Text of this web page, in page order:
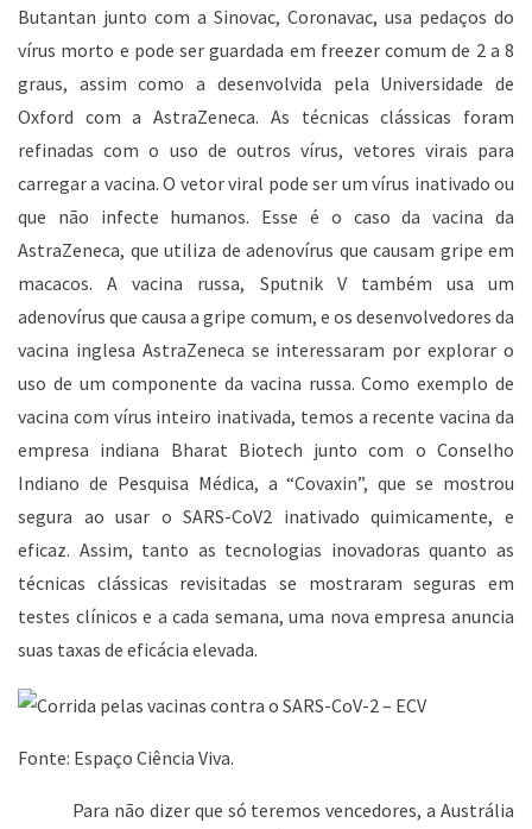
Butantan junto com a Sinovac, Coronavac, usa pedaços do
vírus morto e pode ser guardada em freezer comum de 2 a 8
graus, assim como a desenvolvida pela Universidade de
Oxford com a AstraZeneca. As técnicas clássicas foram
refinadas com o uso de outros vírus, vetores virais para
carregar a vacina. O vetor viral pode ser um vírus inativado ou
que não infecte humanos. Esse é o caso da vacina da
AstraZeneca, que utiliza de adenovírus que causam gripe em
macacos. A vacina russa, Sputnik V também usa um
adenovírus que causa a gripe comum, e os desenvolvedores da
vacina inglesa AstraZeneca se interessaram por explorar o
uso de um componente da vacina russa. Como exemplo de
vacina com vírus inteiro inativada, temos a recente vacina da
empresa indiana Bharat Biotech junto com o Conselho
Indiano de Pesquisa Médica, a “Covaxin”, que se mostrou
segura ao usar o SARS-CoV2 inativado quimicamente, e
eficaz. Assim, tanto as tecnologias inovadoras quanto as
técnicas clássicas revisitadas se mostraram seguras em
testes clínicos e a cada semana, uma nova empresa anuncia
suas taxas de eficácia elevada.
Fonte: Espaço Ciência Viva.
Para não dizer que só teremos vencedores, a Austrália